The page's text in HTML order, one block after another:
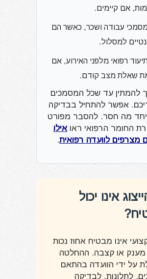
אם קיימים.
עבודה ושכר, כאשר הם
למסלול.
רפואי מלפני האירוע, אם
שאלת מצב קודם.
להמתין עד שכל המסמכים
אפשר להתחיל בבדיקה
יחד מה חסר. להסבר מפורט
החומר הרפואי ראואילו
מצרפים לוועדה רפואית.
אינו יכול
אינו מבטיח אחוז נכות
מענק או קצבה. ההחלטה
על ידי הוועדה בהתאם
לתלונות, לבדיקה